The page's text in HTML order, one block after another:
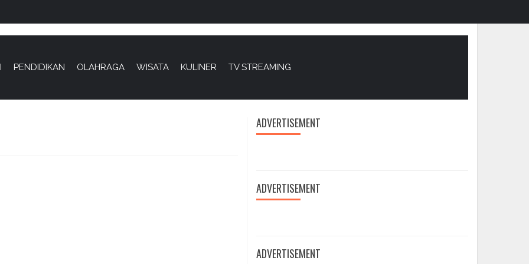
PENDIDIKAN OLAHRAGA WISATA KULINER TV STREAMING
ADVERTISEMENT
ADVERTISEMENT
ADVERTISEMENT